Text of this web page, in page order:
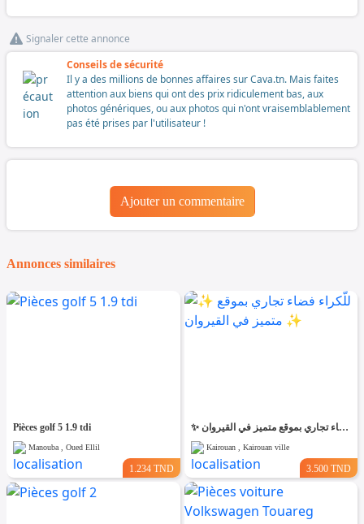
Signaler cette annonce
Conseils de sécurité
Il y a des millions de bonnes affaires sur Cava.tn. Mais faites
attention aux biens qui ont des prix ridiculement bas, aux
photos génériques, ou aux photos qui n'ont vraisemblablement
pas été prises par l'utilisateur !
Ajouter un commentaire
Annonces similaires
Pièces golf 5 1.9 tdi
Manouba , Oued Ellil
1.234 TND
✨ للّكراء فضاء تجاري بموقع متميز في القيروان ✨
Kairouan , Kairouan ville
3.500 TND